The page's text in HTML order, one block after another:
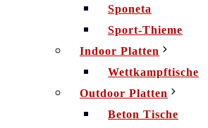
Sponeta
Sport-Thieme
Indoor Platten
Wettkampftische
Outdoor Platten
Beton Tische